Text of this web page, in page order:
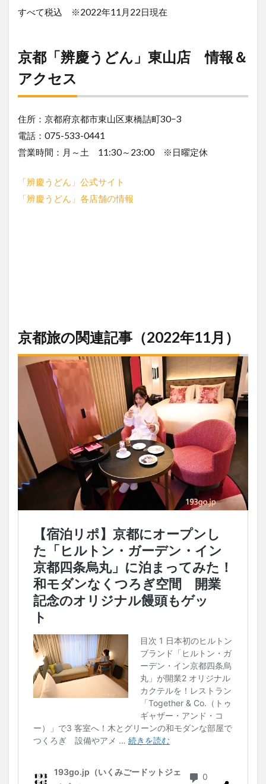
すべて税込 ※2022年11月22日現在
京都「辨慶うどん」東山店 情報＆
アクセス
住所：京都府京都市東山区東橋詰町30−3
電話：075-533-0441
営業時間：月～土 11:30～23:00 ※日曜定休
「辨慶うどん」公式サイト
「辨慶うどん」各店舗の情報
京都旅の関連記事（2022年11月）